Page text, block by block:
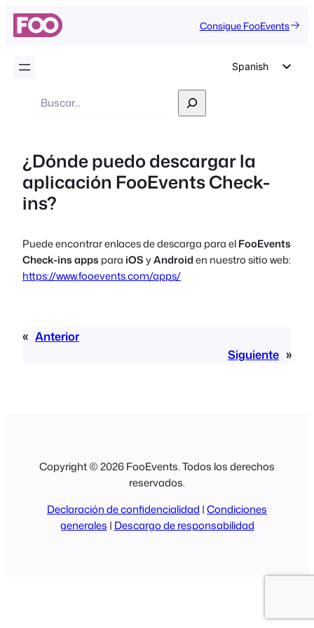
Consigue FooEvents
Spanish
Italian
Portuguese
Czech
Buscar
¿Dónde puedo descargar la
aplicación FooEvents Check-
ins?
Puede encontrar enlaces de descarga para elFooEvents
Check-ins apps para iOSyAndroiden nuestro sitio web:
https://www.fooevents.com/apps/
« Anterior
Siguiente »
Copyright © 2026 FooEvents. Todos los derechos
reservados.
Declaración de confidencialidad |Condiciones
generales | Descargo de responsabilidad